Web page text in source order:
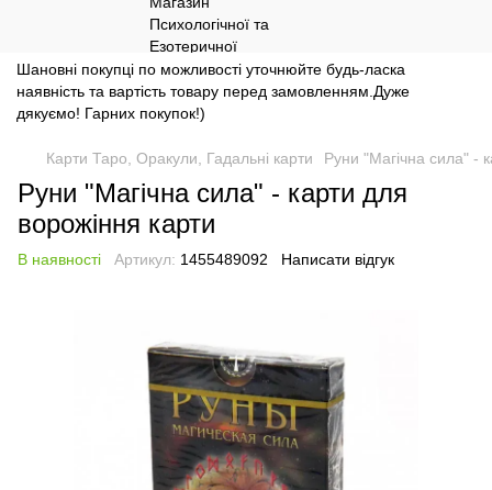
Шановні покупці по можливості уточнюйте будь-ласка
наявність та вартість товару перед замовленням.Дуже
дякуємо! Гарних покупок!)
Карти Таро, Оракули, Гадальні карти Руни "Магічна сила" -
Руни "Магічна сила" - карти для
ворожіння карти
В наявності Артикул: 1455489092 Написати відгук